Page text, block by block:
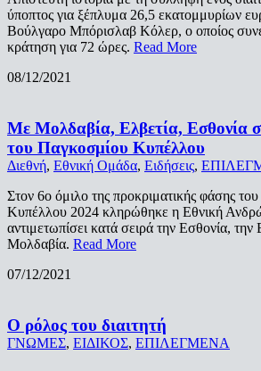
ύποπτος για ξέπλυμα 26,5 εκατομμυρίων
Βούλγαρο Μπόρισλαβ Κόλερ, ο οποίος
κράτηση για 72 ώρες. Read More
08/12/2021
Με Μολδαβία, Ελβετία, Εσθονία
του Παγκοσμίου Κυπέλλου
Διεθνή, Εθνική Ομάδα, Ειδήσεις,
Στον 6ο όμιλο της προκριματικής φάσης
Κυπέλλου 2024 κληρώθηκε η Εθνική
αντιμετωπίσει κατά σειρά την Εσθονία, την
Μολδαβία. Read More
07/12/2021
Ο ρόλος του διαιτητή
ΓΝΩΜΕΣ, ΕΙΔΙΚΟΣ, ΕΠΙΛΕΓΜΕΝΑ